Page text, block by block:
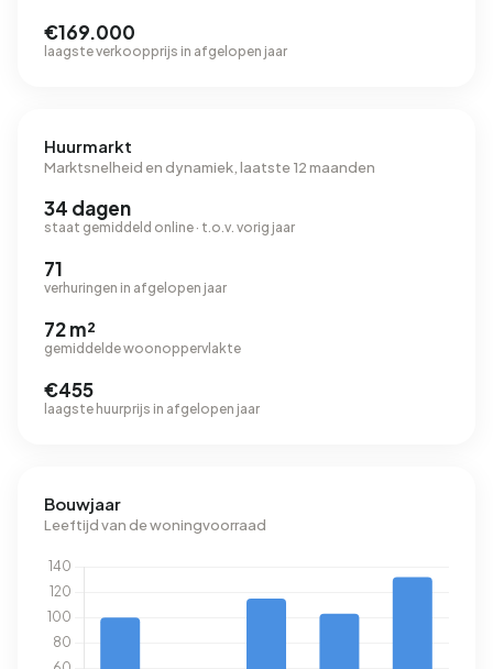
€169.000
laagste verkoopprijs in afgelopen jaar
Huurmarkt
Marktsnelheid en dynamiek, laatste 12 maanden
34 dagen
staat gemiddeld online · t.o.v. vorig jaar
71
verhuringen in afgelopen jaar
72 m²
gemiddelde woonoppervlakte
€455
laagste huurprijs in afgelopen jaar
Bouwjaar
Leeftijd van de woningvoorraad